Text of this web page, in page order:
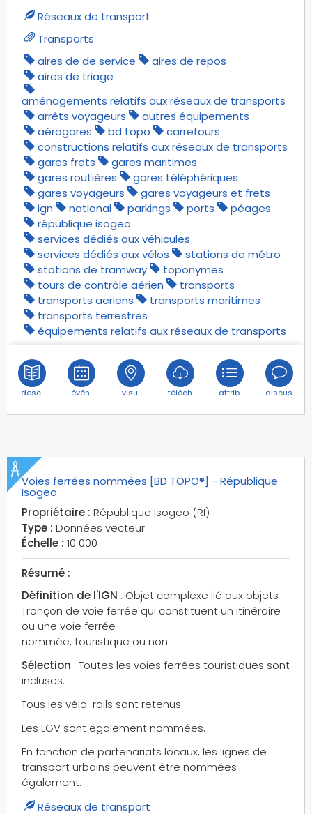
Réseaux de transport
Transports
aires de de service
aires de repos
aires de triage
aménagements relatifs aux réseaux de transports
arrêts voyageurs
autres équipements
aérogares
bd topo
carrefours
constructions relatifs aux réseaux de transports
gares frets
gares maritimes
gares routières
gares téléphériques
gares voyageurs
gares voyageurs et frets
ign
national parkings ports
péages
république isogeo
services dédiés aux véhicules
services dédiés aux vélos
stations de métro
stations de tramway
toponymes
tours de contrôle aérien
transports
transports aeriens
transports maritimes
transports terrestres
équipements relatifs aux réseaux de transports
desc. évén. visu. téléch. attrib. discus.
Voies ferrées nommées [BD TOPO®] - République
Isogeo
Propriétaire : République Isogeo (RI)
Type : Données vecteur
Échelle : 10 000
Résumé :
Définition de l'IGN : Objet complexe lié aux objets
Tronçon de voie ferrée qui constituent un itinéraire
ou une voie ferrée
nommée, touristique ou non.
Sélection : Toutes les voies ferrées touristiques sont
incluses.
Tous les vélo-rails sont retenus.
Les LGV sont également nommées.
En fonction de partenariats locaux, les lignes de
transport urbains peuvent être nommées
également.
Réseaux de transport